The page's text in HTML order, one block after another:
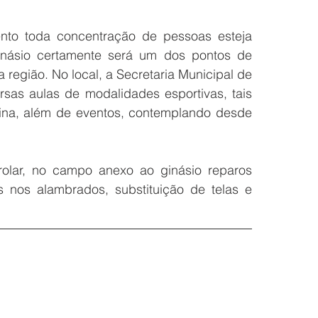
toda concentração de pessoas esteja
certamente será um dos pontos de
No local, a Secretaria Municipal de
aulas de modalidades esportivas, tais
além de eventos, contemplando desde
no campo anexo ao ginásio reparos
alambrados, substituição de telas e